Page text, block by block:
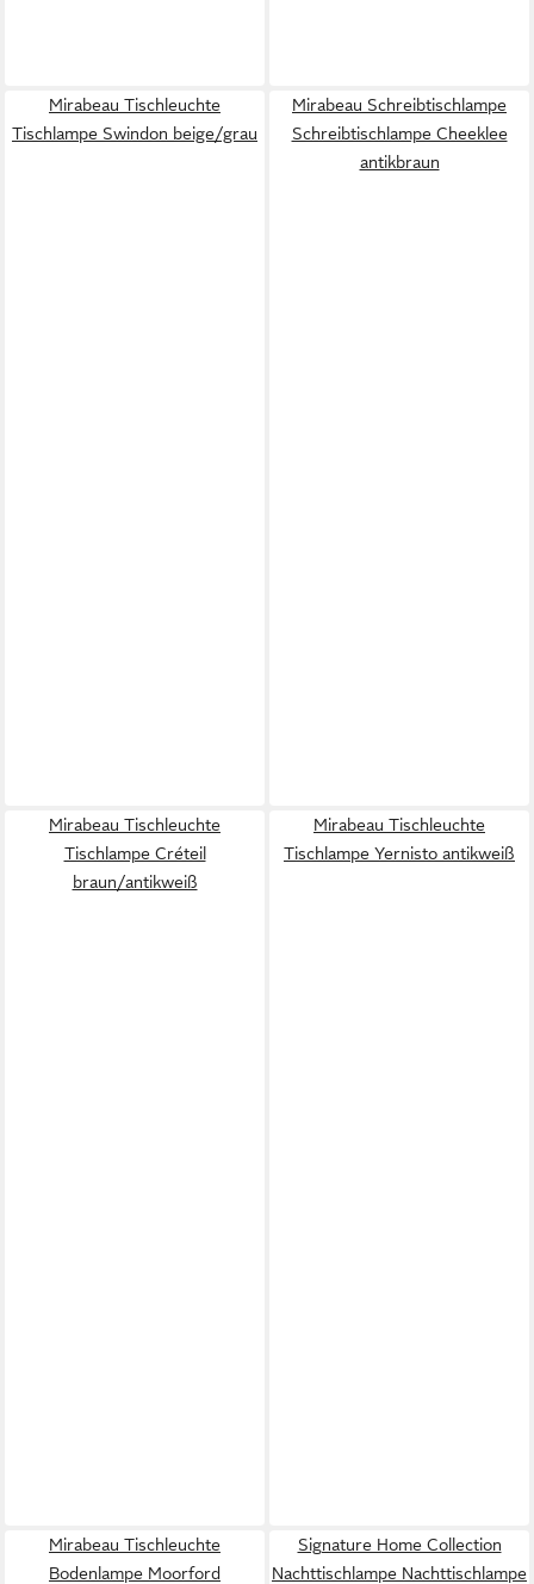
Mirabeau Tischleuchte
Tischlampe Swindon beige/grau
Mirabeau Schreibtischlampe
Schreibtischlampe Cheeklee
antikbraun
Mirabeau Tischleuchte
Tischlampe Créteil
braun/antikweiß
Mirabeau Tischleuchte
Tischlampe Yernisto antikweiß
Mirabeau Tischleuchte
Bodenlampe Moorford
Signature Home Collection
Nachttischlampe Nachttischlampe